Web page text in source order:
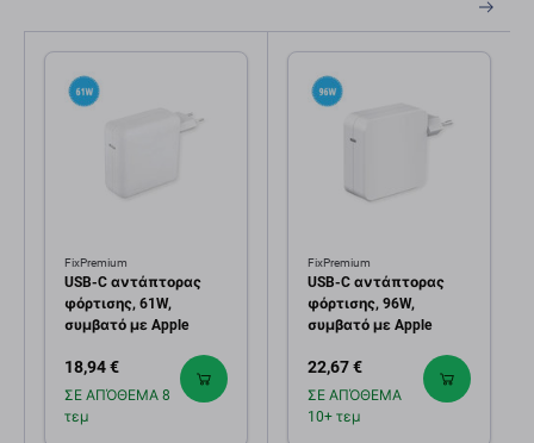
FixPremium
USB-C αντάπτορας
φόρτισης, 61W,
συμβατό με Apple
18,94 €
ΣΕ ΑΠΌΘΕΜΑ 8
τεμ
FixPremium
USB-C αντάπτορας
φόρτισης, 96W,
συμβατό με Apple
22,67 €
ΣΕ ΑΠΌΘΕΜΑ
10+ τεμ